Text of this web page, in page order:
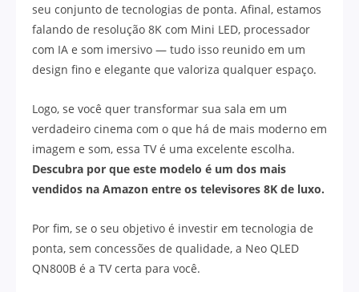
seu conjunto de tecnologias de ponta. Afinal, estamos
falando de resolução 8K com Mini LED, processador
com IA e som imersivo — tudo isso reunido em um
design fino e elegante que valoriza qualquer espaço.
Logo, se você quer transformar sua sala em um
verdadeiro cinema com o que há de mais moderno em
imagem e som, essa TV é uma excelente escolha.
Descubra por que este modelo é um dos mais
vendidos na Amazon entre os televisores 8K de luxo.
Por fim, se o seu objetivo é investir em tecnologia de
ponta, sem concessões de qualidade, a Neo QLED
QN800B é a TV certa para você.